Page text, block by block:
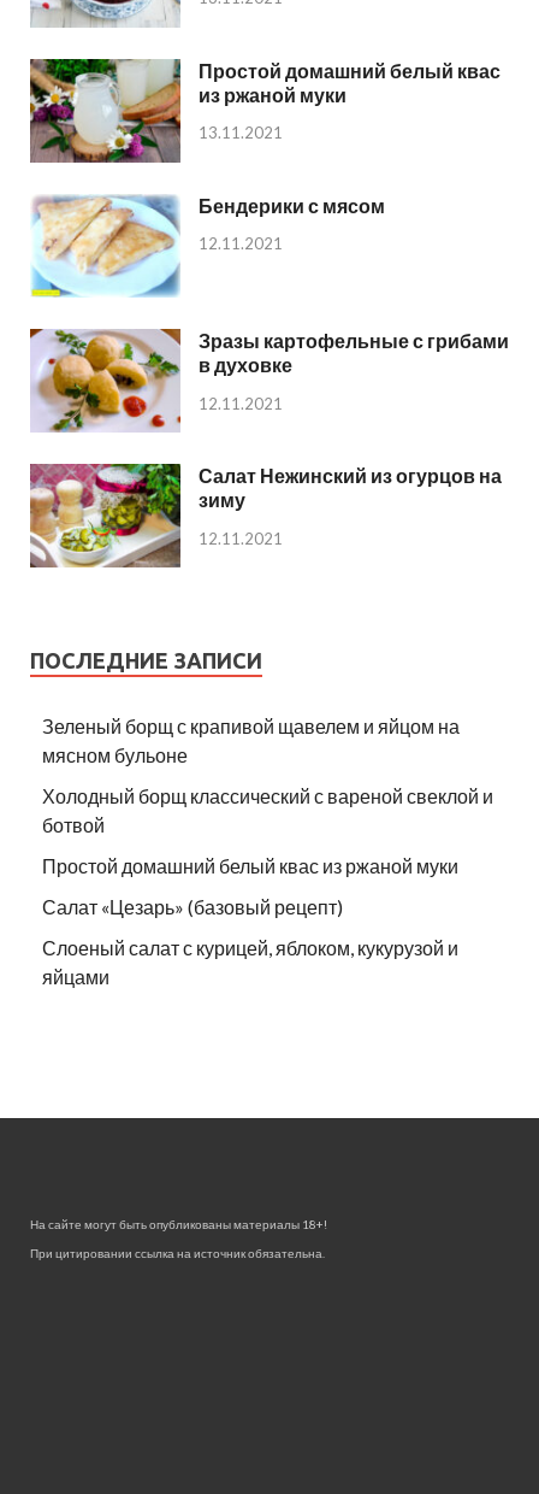
Простой домашний белый квас
из ржаной муки
13.11.2021
Бендерики с мясом
12.11.2021
Зразы картофельные с грибами
в духовке
12.11.2021
Салат Нежинский из огурцов на
зиму
12.11.2021
ПОСЛЕДНИЕ ЗАПИСИ
Зеленый борщ с крапивой щавелем и яйцом на
мясном бульоне
Холодный борщ классический с вареной свеклой и
ботвой
Простой домашний белый квас из ржаной муки
Салат «Цезарь» (базовый рецепт)
Слоеный салат с курицей, яблоком, кукурузой и
яйцами
На сайте могут быть опубликованы материалы 18+!
При цитировании ссылка на источник обязательна.